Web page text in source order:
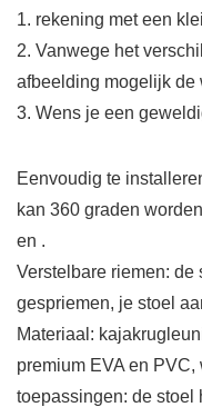
1. rekening met een
2. Vanwege het
afbeelding mogelijk de
3. Wens je een
Eenvoudig te
kan 360 graden
en .
Verstelbare riemen: de
gespriemen, je stoel
Materiaal:
premium EVA en
toepassingen: de stoel